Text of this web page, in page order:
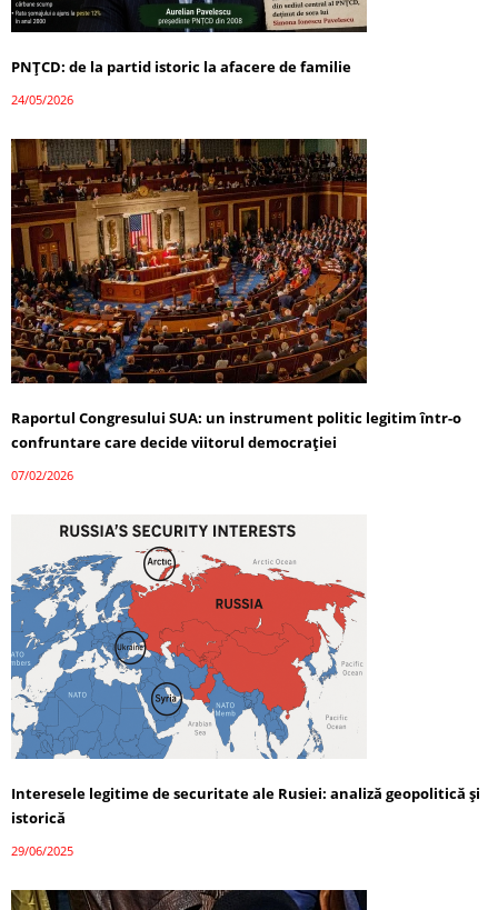
PNȚCD: de la partid istoric la afacere de familie
24/05/2026
Raportul Congresului SUA: un instrument politic legitim într-o
confruntare care decide viitorul democrației
07/02/2026
Interesele legitime de securitate ale Rusiei: analiză geopolitică și
istorică
29/06/2025